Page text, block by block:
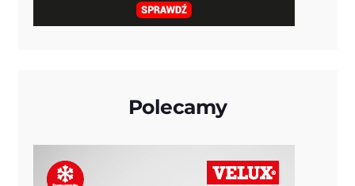
Polecamy